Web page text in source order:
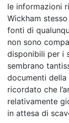
le informazioni
Wickham
fonti di
non sono
disponibili per i
sembrano
documenti della
ricordato che
relativamente
in attesa di